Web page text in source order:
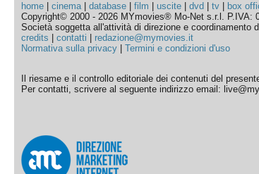
home |cinema|database |film |uscite |dvd |tv box
Copyright© 2000 - 2026 MYmovies® Mo-Net s.r.l. P.IVA:
Società soggetta all'attività di direzione e
credits |contatti
redazione@mymovies.it
Normativa sulla privacy |Termini e condizioni d'uso
Il riesame e il controllo editoriale dei contenuti del
Per contatti, scrivere al seguente indirizzo email: